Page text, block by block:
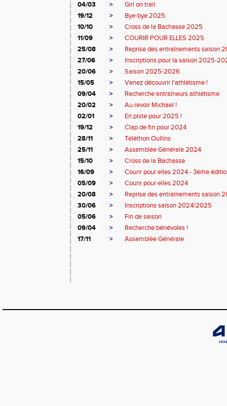
04/03
>
Girl on trail
19/12
>
Bye-bye 2025
10/10
>
Cross de la Bachasse 2025
11/09
>
COURIR POUR ELLES 2025
25/08
>
Reprise des entraînements saison
27/06
>
Inscriptions pour la saison 2025-
20/06
>
Saison 2025-2026
15/05
>
Venez découvrir l'athlétisme !
09/04
>
Recherche entraîneurs athlétisme
20/02
>
Au revoir Michael !
02/01
>
En piste pour 2025 !
19/12
>
Clap de fin pour 2024
28/11
>
Téléthon Oullins
25/11
>
Assemblée Générale 2024
15/10
>
Cross de la Bachasse
16/09
>
Courir pour elles 2024 - 3ème
05/09
>
Courir pour elles 2024
20/08
>
Reprise des entrainements saison
30/06
>
Inscriptions saison 2024/2025
05/06
>
Fin de saison
09/04
>
Recherche bénévoles !
17/11
> Assemblée Générale